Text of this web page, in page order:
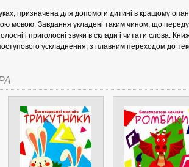
призначена для допомоги дитині в кращому
мовою. Завдання укладені таким чином, що
і приголосні звуки в склади і читати слова.
ускладнення, з плавним переходом до